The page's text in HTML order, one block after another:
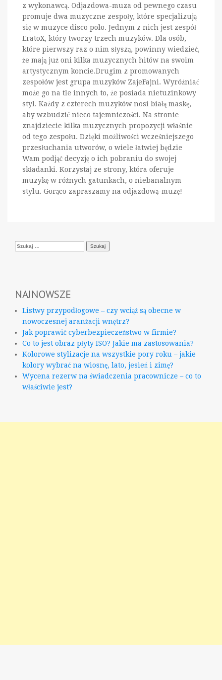
z wykonawcą. Odjazdowa-muza od pewnego czasu
promuje dwa muzyczne zespoły, które specjalizują
się w muzyce disco polo. Jednym z nich jest zespół
EratoX, który tworzy trzech muzyków. Dla osób,
które pierwszy raz o nim słyszą, powinny wiedzieć,
że mają już oni kilka muzycznych hitów na swoim
artystycznym koncie.Drugim z promowanych
zespołów jest grupa muzyków ZajeFajni. Wyróżniać
może go na tle innych to, że posiada nietuzinkowy
styl. Każdy z czterech muzyków nosi białą maskę,
aby wzbudzić nieco tajemniczości. Na stronie
znajdziecie kilka muzycznych propozycji właśnie
od tego zespołu. Dzięki możliwości wcześniejszego
przesłuchania utworów, o wiele łatwiej będzie
Wam podjąć decyzję o ich pobraniu do swojej
składanki. Korzystaj ze strony, która oferuje
muzykę w różnych gatunkach, o niebanalnym
stylu. Gorąco zapraszamy na odjazdową-muzę!
Szukaj:
NAJNOWSZE
Listwy przypodłogowe – czy wciąż są obecne w
nowoczesnej aranżacji wnętrz?
Jak poprawić cyberbezpieczeństwo w firmie?
Co to jest obraz płyty ISO? Jakie ma zastosowania?
Kolorowe stylizacje na wszystkie pory roku – jakie
kolory wybrać na wiosnę, lato, jesień i zimę?
Wycena rezerw na świadczenia pracownicze – co to
właściwie jest?